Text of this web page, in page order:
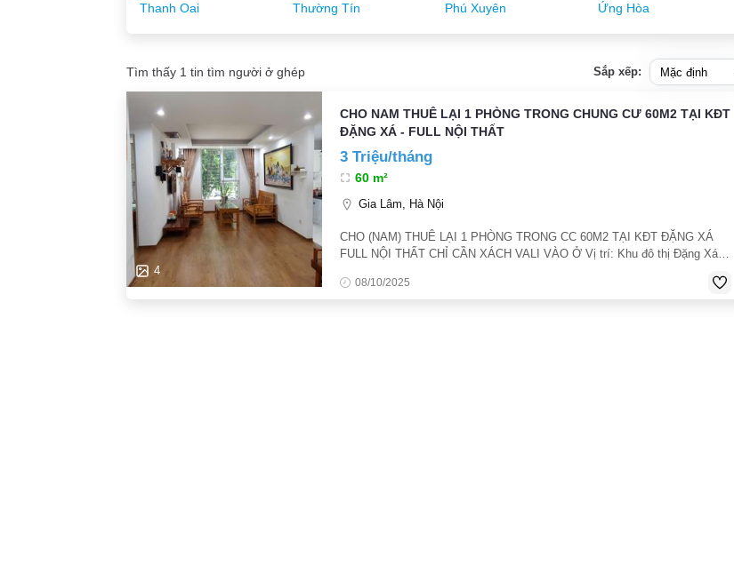
Thanh Oai
Thường Tín Phú Xuyên Ứng Hòa
Tìm thấy 1 tin tìm người ở ghép Sắp xếp:
4
CHO NAM THUÊ LẠI 1 PHÒNG TRONG CHUNG CƯ 60M2 TẠI KĐT
ĐẶNG XÁ - FULL NỘI THẤT
3 Triệu/tháng
60 m²
Gia Lâm, Hà Nội
CHO (NAM) THUÊ LẠI 1 PHÒNG TRONG CC 60M2 TẠI KĐT ĐẶNG XÁ
FULL NỘI THẤT CHỈ CẦN XÁCH VALI VÀO Ở Vị trí: Khu đô thị Đặng Xá
24/7. Thông tin
08/10/2025